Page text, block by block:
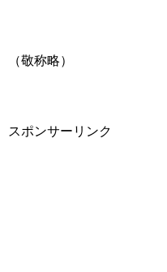
（敬称略）
スポンサーリンク